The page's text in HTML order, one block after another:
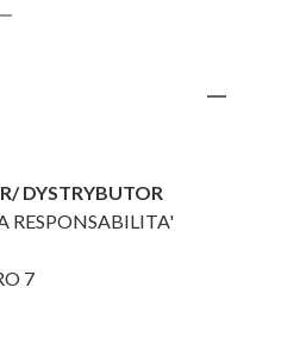
DYSTRYBUTOR
RESPONSABILITA'
7